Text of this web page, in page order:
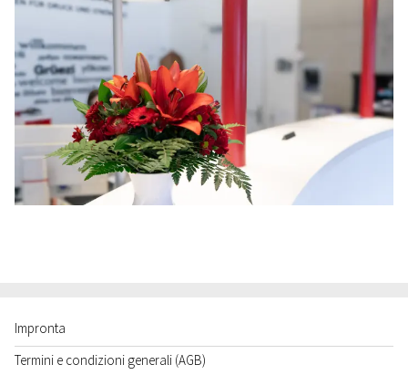
Impronta
Termini e condizioni generali (AGB)